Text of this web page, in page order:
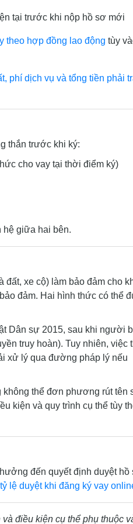
tại trước khi nộp hồ sơ mới
theo hợp đồng lao động tùy
phí dịch vụ và tổng tiền phải
thắn trước khi ký:
cho vay tại thời điểm ký)
hệ giữa hai bên.
đất, xe cộ) làm bảo đảm cho
đảm. Hai hình thức có thể
Dân sự 2015, sau khi người
truy hoàn). Tuy nhiên, việc
xử lý qua đường pháp lý nếu
thể đơn phương rút tên
kiện và quy trình cụ thể tùy
đến quyết định duyệt hồ
lệ duyệt khi đăng ký vay
điều kiện cụ thể phụ thuộc